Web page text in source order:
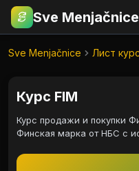
€RSD Sve Menjačnice
Sve Menjačnice Лист
Курс FIM
Курс продажи и покупки
Финская марка от НБС с